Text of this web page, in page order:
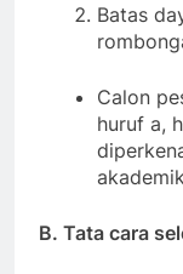
Batas
Calon
huruf a,
B. Tata cara